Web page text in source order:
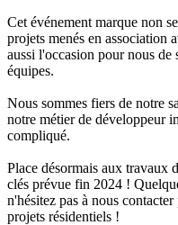
Cet événement marque non
projets menés en association
aussi l'occasion pour nous
équipes.
Nous sommes fiers de notre
notre métier de développeur
compliqué.
Place désormais aux travaux
clés prévue fin 2024 !
n'hésitez pas à nous
projets résidentiels !